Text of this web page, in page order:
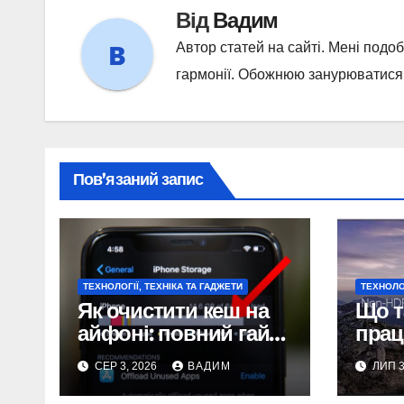
ВідВадим
Автор статей на сайті. Мені
гармонії. Обожнюю занурюватися
Пов’язаний запис
ТЕХНОЛОГІЇ, ТЕХНІКА ТА ГАДЖЕТИ
Як очистити кеш на
айфоні: повний гайд
2026
СЕР 3, 2026 ВАДИМ
Що
ЛИП